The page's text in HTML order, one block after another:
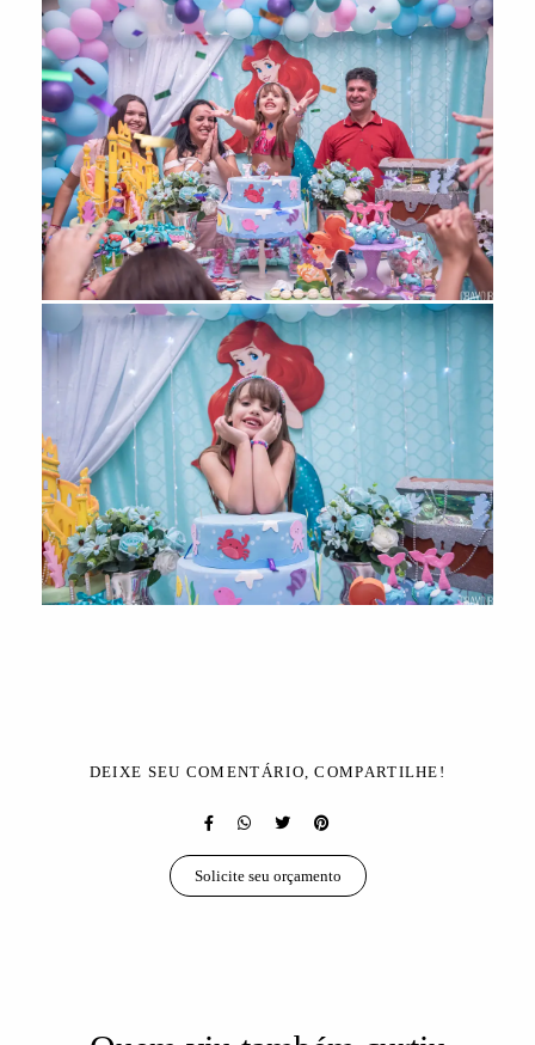
DEIXE SEU COMENTÁRIO, COMPARTILHE!
Solicite seu orçamento